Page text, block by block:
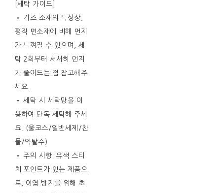
[세탁 가이드]
• 거즈 소재의 특성상,
평직 면소재에 비해 먼지
가 느껴질 수 있으며, 세
탁 2회부터 서서히 먼지
가 줄어드는 점 참고해주
세요.
• 세탁 시 세탁망을 이
용하여 단독 세탁해 주세
요. (울코스/일반세제/찬
물/약탈수)
• 주의 사항: 유색 스티
치 포인트가 있는 제품으
로, 이염 방지를 위해 초